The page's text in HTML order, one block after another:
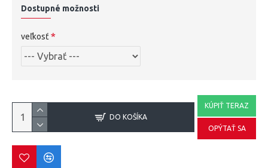
Dostupné možnosti
veľkosť
DO KOŠÍKA
KÚPIŤ TERAZ
OPÝTAŤ SA